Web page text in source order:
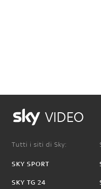
VIDEO
Tutti i siti di Sky:
SKY SPORT
SKY TG 24